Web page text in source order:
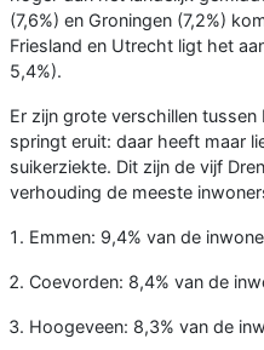
(7,6%) en Groningen (7,2%)
Friesland en Utrecht ligt het
5,4%).
Er zijn grote verschillen
springt eruit: daar heeft maar
suikerziekte. Dit zijn de vijf
verhouding de meeste
Emmen: 9,4% van de
Coevorden: 8,4% van de
Hoogeveen: 8,3% van de